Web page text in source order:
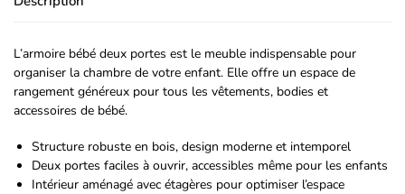
L’armoire bébé deux portes est le meuble indispensable pour
organiser la chambre de votre enfant. Elle offre un espace de
rangement généreux pour tous les vêtements, bodies et
accessoires de bébé.
Structure robuste en bois, design moderne et intemporel
Deux portes faciles à ouvrir, accessibles même pour les enfants
Intérieur aménagé avec étagères pour optimiser l’espace